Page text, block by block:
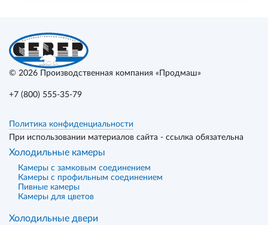
© 2026 Производственная компания «Продмаш»
+7 (800) 555-35-79
Политика конфиденциальности
При использовании материалов сайта - ссылка обязательна
Холодильные камеры
Камеры с замковым соединением
Камеры с профильным соединением
Пивные камеры
Камеры для цветов
Холодильные двери